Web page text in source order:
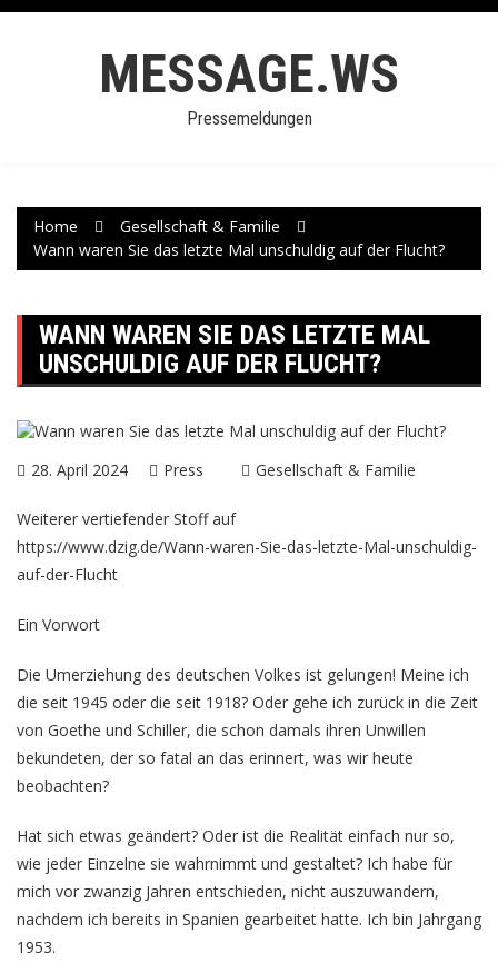
Skip
MESSAGE.WS
Pressemeldungen
Home
Gesellschaft & Familie
Wann waren Sie das letzte Mal unschuldig auf der Flucht?
WANN WAREN SIE DAS LETZTE MAL
UNSCHULDIG AUF DER FLUCHT?
28. April 2024 Press Gesellschaft & Familie
Weiterer vertiefender Stoff auf
https://www.dzig.de/Wann-waren-Sie-das-letzte-Mal-unschuldig-
auf-der-Flucht
Ein Vorwort
Die Umerziehung des deutschen Volkes ist gelungen! Meine ich
die seit 1945 oder die seit 1918? Oder gehe ich zurück in die Zeit
von Goethe und Schiller, die schon damals ihren Unwillen
bekundeten, der so fatal an das erinnert, was wir heute
beobachten?
Hat sich etwas geändert? Oder ist die Realität einfach nur so,
wie jeder Einzelne sie wahrnimmt und gestaltet? Ich habe für
mich vor zwanzig Jahren entschieden, nicht auszuwandern,
nachdem ich bereits in Spanien gearbeitet hatte. Ich bin Jahrgang
1953.